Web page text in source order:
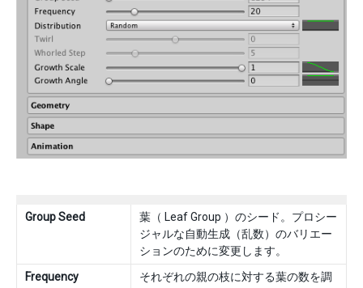
Group Seed
葉（ Leaf Group ）のシード。プロシー
ジャルな自動生成（乱数）のバリエー
ションのために変更します。
Frequency
それぞれの親の枝に対する葉の数を調